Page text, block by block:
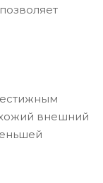
внешний